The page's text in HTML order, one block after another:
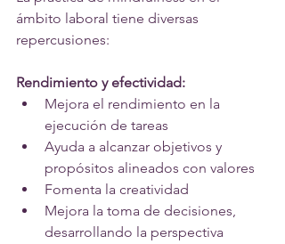
ámbito laboral tiene diversas
repercusiones:
Rendimiento y efectividad:
Mejora el rendimiento en la
ejecución de tareas
Ayuda a alcanzar objetivos y
propósitos alineados con valores
Fomenta la creatividad
Mejora la toma de decisiones,
desarrollando la perspectiva